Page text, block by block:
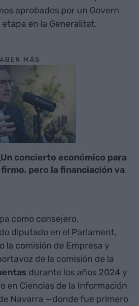
aprobados por un Govern
en la Generalitat.
MÁS
concierto económico para
pero la financiación va
como consejero,
diputado en el Parlament,
la comisión de Empresa y
de la comisión de la
durante los años 2024 y
en Ciencias de la Información
Navarra —donde fue primero